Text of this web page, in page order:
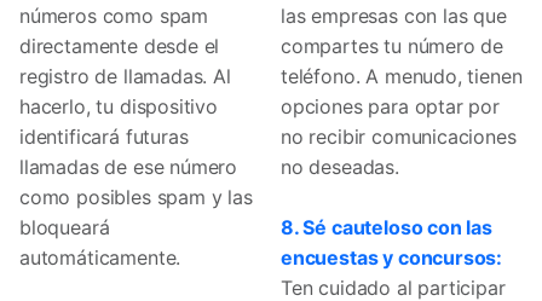
números como spam
directamente desde el
registro de llamadas. Al
hacerlo, tu dispositivo
identificará futuras
llamadas de ese número
como posibles spam y las
bloqueará
automáticamente.
las empresas con las que
compartes tu número de
teléfono. A menudo, tienen
opciones para optar por
no recibir comunicaciones
no deseadas.
8. Sé cauteloso con las
encuestas y concursos:
Ten cuidado al participar